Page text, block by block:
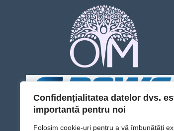
Confidențialitatea datelor dvs.
importantă pentru noi
Folosim cookie-uri pentru a vă îmbunătăți